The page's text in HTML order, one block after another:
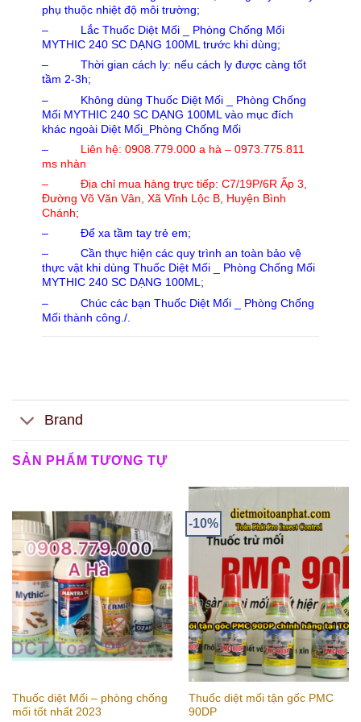
phụ thuộc nhiệt độ môi trường;
– Lắc Thuốc Diệt Mối _ Phòng Chống Mối
MYTHIC 240 SC DẠNG 100ML trước khi dùng;
– Thời gian cách ly: nếu cách ly được càng tốt
tầm 2-3h;
– Không dùng Thuốc Diệt Mối _ Phòng Chống
Mối MYTHIC 240 SC DẠNG 100ML vào mục đích
khác ngoài Diệt Mối_Phòng Chống Mối
–
Liên hệ: 0908.779.000 a hà – 0973.775.811
ms nhàn
– Địa chỉ mua hàng trực tiếp: C7/19P/6R Ấp 3,
Đường Võ Văn Vân, Xã Vĩnh Lộc B, Huyện Bình
Chánh;
– Để xa tầm tay trẻ em;
– Cần thực hiện các quy trình an toàn bảo vệ
thực vật khi dùng Thuốc Diệt Mối _ Phòng Chống Mối
MYTHIC 240 SC DẠNG 100ML;
– Chúc các bạn Thuốc Diệt Mối _ Phòng Chống
Mối thành công./.
Brand
SẢN PHẨM TƯƠNG TỰ
Thuốc diệt Mối – phòng chống
mối tốt nhất 2023
-10%
Thuốc diệt mối tận gốc PMC
90DP